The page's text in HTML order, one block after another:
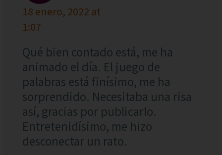
18 enero, 2022 at
1:07
Qué bien contado está, me ha
animado el día. El juego de
palabras está finísimo, me ha
sorprendido. Necesitaba una risa
así, gracias por publicarlo.
Entretenidísimo, me hizo
desconectar un rato.